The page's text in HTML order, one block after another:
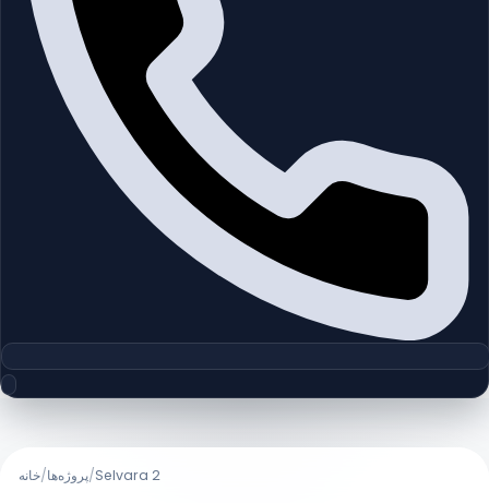
خانه/پروژه‌ها/Selvara 2